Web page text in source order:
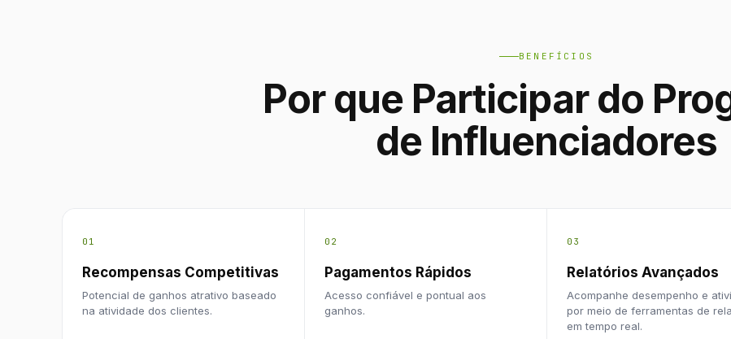
BENEFÍCIOS
Por que Participar do
de Influenciadores
01
Recompensas Competitivas
Potencial de ganhos atrativo baseado
na atividade dos clientes.
02
Pagamentos Rápidos
Acesso confiável e pontual aos
ganhos.
03
Relatórios Avançados
Acompanhe desempenho e
por meio de ferramentas de
em tempo real.